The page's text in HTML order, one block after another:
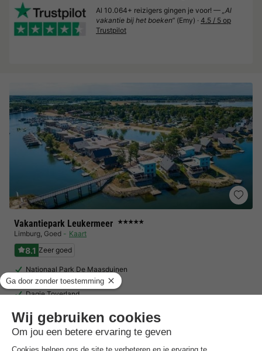
Vakantiepark Leukermeer ★★★★★
Limburg, Goed Kaart
8.1 Zeer goed
Nationaal Park De Maasduinen
Eigen jachthaven
Dagje Toverland
Chalet 5 personen
Van 31 aug tot 3 sep, 3 nachten, Vanaf
Totaal € 369,35
Al 10.064+ reizigers gingen je voor! — „Al
vakantie bij het boeken“ (Emy) · 4.5 / 5 op
Trustpilot